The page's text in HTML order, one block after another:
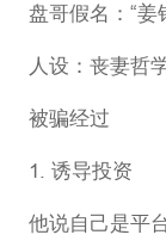
盘哥假名：“姜
人设：丧妻哲
被骗经过
1. 诱导投资
他说自己是平